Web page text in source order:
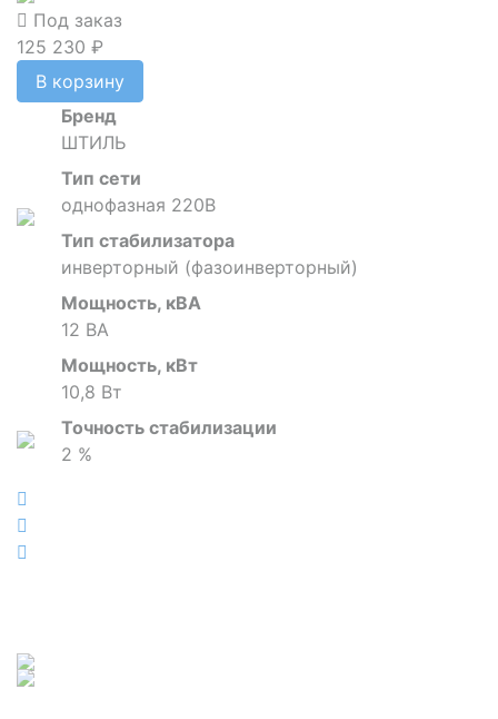
Под заказ
125 230 ₽
В корзину
Бренд
ШТИЛЬ
Тип сети
однофазная 220В
Тип стабилизатора
инверторный (фазоинверторный)
Мощность, кВА
12 ВА
Мощность, кВт
10,8 Вт
Точность стабилизации
2 %